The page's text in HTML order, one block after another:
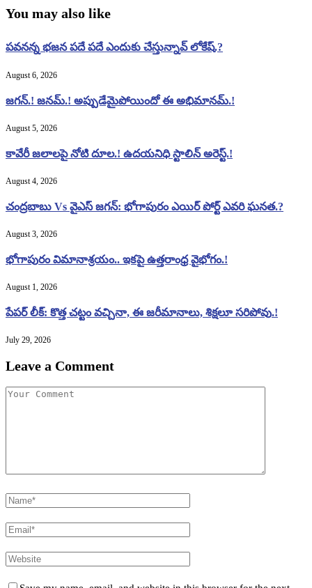
You may also like
పవనన్న భజన పదే పదే ఎందుకు చేస్తున్నావ్ లోకేష్.?
August 6, 2026
జగన్.! జనమ్.! అప్పుడేమైపోయిందో ఈ అభిమానమ్.!
August 5, 2026
కావేరీ జలాలపై నోటి దూల.! ఉదయనిధి స్టాలిన్ అరెస్ట్.!
August 4, 2026
చంద్రబాబు Vs వైఎస్ జగన్: భోగాపురం ఎయిర్ పోర్ట్ ఎవరి ఘనత.?
August 3, 2026
భోగాపురం విమానాశ్రయం.. ఇకపై ఉత్తరాంధ్ర వైభోగం.!
August 1, 2026
పేపర్ లీక్: కొత్త చట్టం వచ్చినా, ఈ జరీమానాలు, శిక్షలూ సరిపోవు.!
July 29, 2026
Leave a Comment